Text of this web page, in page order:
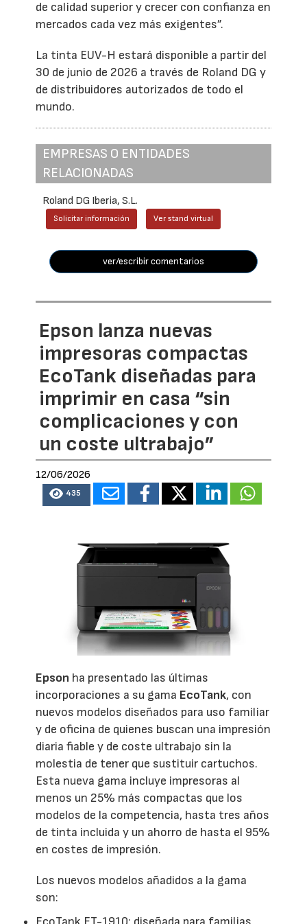
de calidad superior y crecer con confianza en
mercados cada vez más exigentes”.
La tinta EUV-H estará disponible a partir del
30 de junio de 2026 a través de Roland DG y
de distribuidores autorizados de todo el
mundo.
EMPRESAS O ENTIDADES
RELACIONADAS
Roland DG Iberia, S.L.
Solicitar información Ver stand virtual
ver/escribir comentarios
Epson lanza nuevas
impresoras compactas
EcoTank diseñadas para
imprimir en casa “sin
complicaciones y con
un coste ultrabajo”
12/06/2026
435
Epson ha presentado las últimas
incorporaciones a su gama EcoTank, con
nuevos modelos diseñados para uso familiar
y de oficina de quienes buscan una impresión
diaria fiable y de coste ultrabajo sin la
molestia de tener que sustituir cartuchos.
Esta nueva gama incluye impresoras al
menos un 25% más compactas que los
modelos de la competencia, hasta tres años
de tinta incluida y un ahorro de hasta el 95%
en costes de impresión.
Los nuevos modelos añadidos a la gama
son: